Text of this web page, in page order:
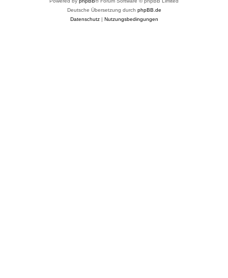
Deutsche Übersetzung durch phpBB.de
Datenschutz| Nutzungsbedingungen